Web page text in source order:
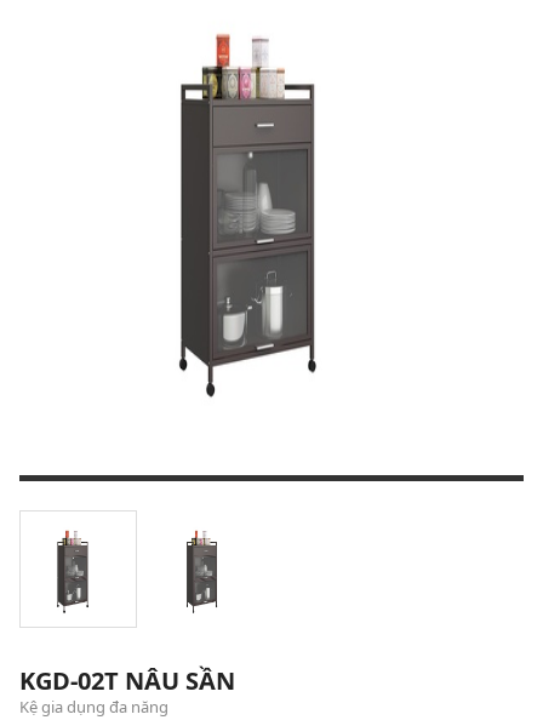
KGD-02T NÂU SẦN
Kệ gia dụng đa năng